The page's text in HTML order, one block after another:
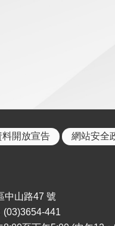
開放宣告 網站安全
中山路47 號
(03)3654-441